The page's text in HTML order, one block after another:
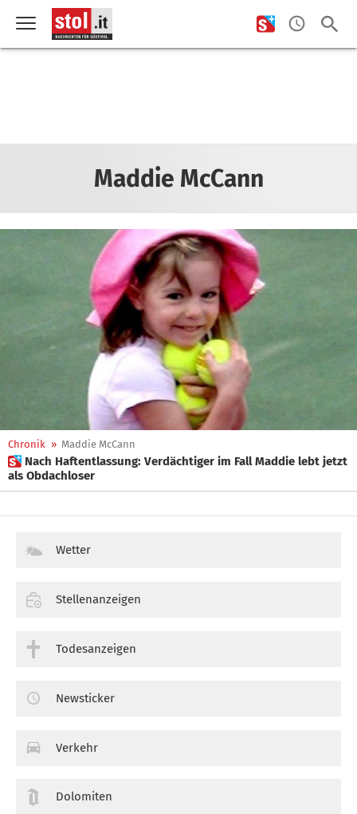
Maddie McCann
Chronik » Maddie McCann
 Nach Haftentlassung: Verdächtiger im Fall Maddie lebt jetzt
als Obdachloser
Wetter
Stellenanzeigen
Todesanzeigen
Newsticker
Verkehr
Dolomiten